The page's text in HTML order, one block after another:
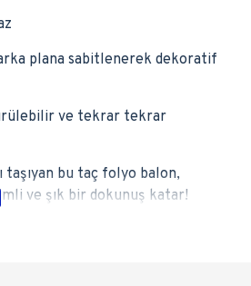
arka plana sabitlenerek dekoratif
ve tekrar tekrar
taşıyan bu taç folyo balon,
ve şık bir dokunuş katar!